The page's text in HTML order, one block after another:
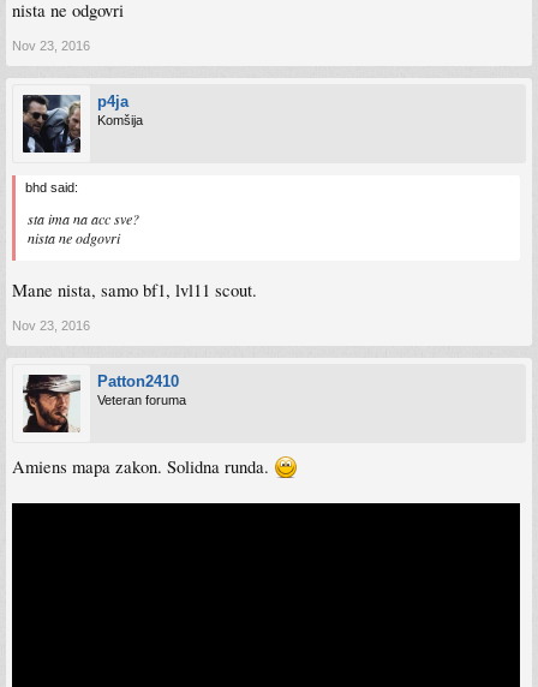
nista ne odgovri
Nov 23, 2016
p4ja
Komšija
bhd said:
sta ima na acc sve?
nista ne odgovri
Mane nista, samo bf1, lvl11 scout.
Nov 23, 2016
Patton2410
Veteran foruma
Amiens mapa zakon. Solidna runda.